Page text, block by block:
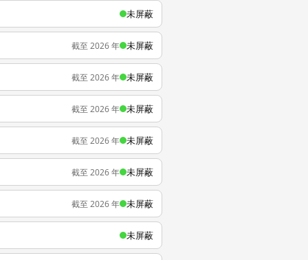
未屏蔽
截至 2026 年 未屏蔽
截至 2026 年 未屏蔽
截至 2026 年 未屏蔽
截至 2026 年 未屏蔽
截至 2026 年 未屏蔽
截至 2026 年 未屏蔽
未屏蔽